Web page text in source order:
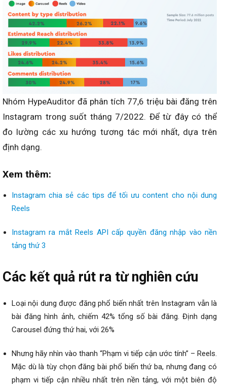
Nhóm HypeAuditor đã phân tích 77,6 triệu bài đăng trên
Instagram trong suốt tháng 7/2022. Để từ đây có thể
đo lường các xu hướng tương tác mới nhất, dựa trên
định dạng.
Xem thêm:
Instagram chia sẻ các tips để tối ưu content cho nội dung
Reels
Instagram ra mắt Reels API cấp quyền đăng nhập vào nền
tảng thứ 3
Các kết quả rút ra từ nghiên cứu
Loại nội dung được đăng phổ biến nhất trên Instagram vẫn là
bài đăng hình ảnh, chiếm 42% tổng số bài đăng. Định dạng
Carousel đứng thứ hai, với 26%
Nhưng hãy nhìn vào thanh “Phạm vi tiếp cận ước tính” – Reels.
Mặc dù là tùy chọn đăng bài phổ biến thứ ba, nhưng đang có
phạm vi tiếp cận nhiều nhất trên nền tảng, với một biên độ